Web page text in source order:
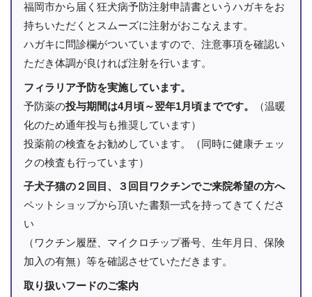
福岡市から届く狂犬病予防注射申請書というハガキをお
持ちいただくとスムーズに注射がおこなえます。
ハガキに問診欄がついていますので、注意事項を確認い
ただき体調が良ければ注射を行います。
フィラリア予防を実施しています。
予防薬の投与期間は4月頃～翌年1月頃までです。
（温暖
化のため通年投与も推奨しています）
投薬前の検査をお勧めしています。（同時に健康チェッ
クの検査も行っています）
子犬子猫の２回目、３回目ワクチンでご来院希望の方へ
ペットショップから頂いた書類一式を持ってきてくださ
い
（ワクチン履歴、マイクロチップ番号、生年月日、保険
加入の有無）等を確認させていただきます。
取り扱いフードのご案内